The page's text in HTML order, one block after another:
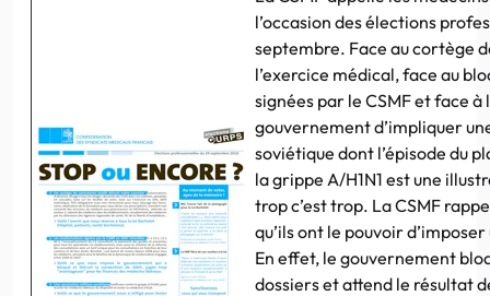
l’occasion des élections
septembre. Face au cortège
l’exercice médical, face au
signées par le CSMF et face
gouvernement d’impliquer
soviétique dont l’épisode du
la grippe A/H1N1 est une
trop c’est trop. La CSMF
qu’ils ont le pouvoir
En effet, le gouvernement
dossiers et attend le résultat